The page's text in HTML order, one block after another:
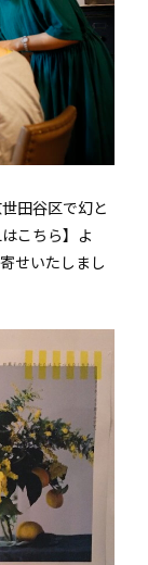
田谷区で幻と
こちら】よ
せいたしまし